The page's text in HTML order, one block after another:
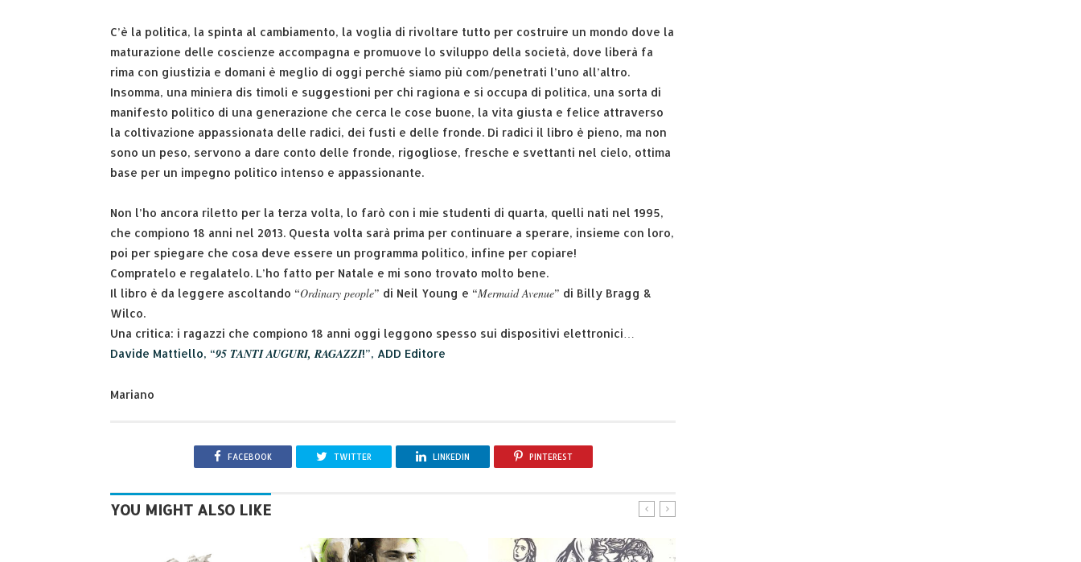
C’è la politica, la spinta al cambiamento, la voglia di rivoltare tutto per costruire un mondo dove la
maturazione delle coscienze accompagna e promuove lo sviluppo della società, dove liberà fa
rima con giustizia e domani è meglio di oggi perché siamo più com/penetrati l’uno all’altro.
Insomma, una miniera dis timoli e suggestioni per chi ragiona e si occupa di politica, una sorta di
manifesto politico di una generazione che cerca le cose buone, la vita giusta e felice attraverso
la coltivazione appassionata delle radici, dei fusti e delle fronde. Di radici il libro è pieno, ma non
sono un peso, servono a dare conto delle fronde, rigogliose, fresche e svettanti nel cielo, ottima
base per un impegno politico intenso e appassionante.
Non l’ho ancora riletto per la terza volta, lo farò con i mie studenti di quarta, quelli nati nel 1995,
che compiono 18 anni nel 2013. Questa volta sarà prima per continuare a sperare, insieme con loro,
poi per spiegare che cosa deve essere un programma politico, infine per copiare!
Compratelo e regalatelo. L’ho fatto per Natale e mi sono trovato molto bene.
Il libro è da leggere ascoltando “Ordinary people” di Neil Young e “Mermaid Avenue” di Billy Bragg &
Wilco.
Una critica: i ragazzi che compiono 18 anni oggi leggono spesso sui dispositivi elettronici…
Davide Mattiello, “95 TANTI AUGURI, RAGAZZI!”, ADD Editore
Mariano
FACEBOOK TWITTER LINKEDIN PINTEREST
YOU MIGHT ALSO LIKE